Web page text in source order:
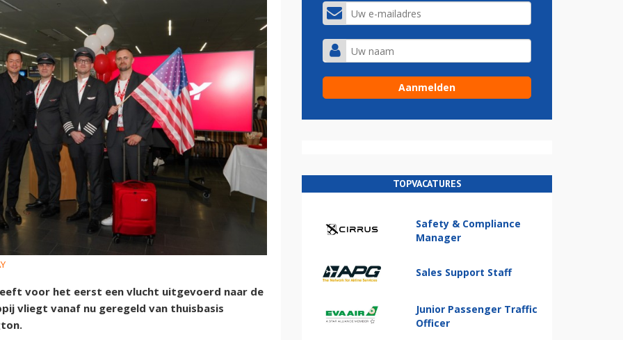
voor het eerst een vlucht uitgevoerd naar de
vliegt vanaf nu geregeld van thuisbasis
TOPVACATURES
Safety & Compliance
Manager
Sales Support Staff
Junior Passenger Traffic
Officer